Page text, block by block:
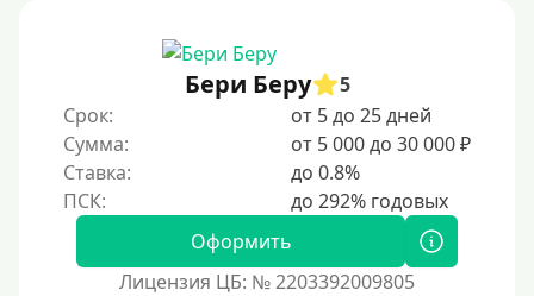
С 19 лет
С 20 лет
С 21 года
С 22 лет
С 23 лет
Бери Беру
5
Срок:
от 5 до 25 дней
Сумма:
от 5 000 до 30 000 ₽
Ставка:
до 0.8%
Оформить
Лицензия ЦБ: № 2203392009805